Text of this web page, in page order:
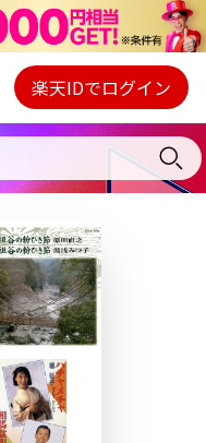
Webプレイヤー
ご契約内容の確認・変更
楽天IDでログイン